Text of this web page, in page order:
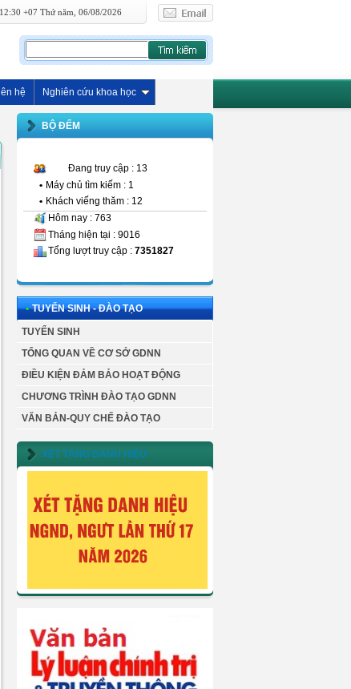
12:30 +07 Thứ năm, 06/08/2026
hệ Nghiên cứu khoa học
BỘ ĐẾM
Đang truy cập : 13
• Máy chủ tìm kiếm : 1
• Khách viếng thăm : 12
Hôm nay : 763
Tháng hiện tại : 9016
Tổng lượt truy cập : 7351827
• TUYỂN SINH - ĐÀO TẠO
TUYỂN SINH
TỔNG QUAN VỀ CƠ SỞ GDNN
ĐIỀU KIỆN ĐẢM BẢO HOẠT ĐỘNG
CHƯƠNG TRÌNH ĐÀO TẠO GDNN
VĂN BẢN-QUY CHẾ ĐÀO TẠO
XÉT TẶNG DANH HIỆU